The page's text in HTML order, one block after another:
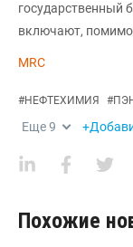
государственный
включают, помимо
MRC
#НЕФТЕХИМИЯ #
Еще9
Похожие